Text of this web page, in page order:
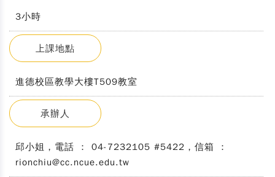
3小時
上課地點
進德校區教學大樓T509教室
承辦人
邱小姐，電話 ： 04-7232105 #5422，信箱 ：
rionchiu@cc.ncue.edu.tw